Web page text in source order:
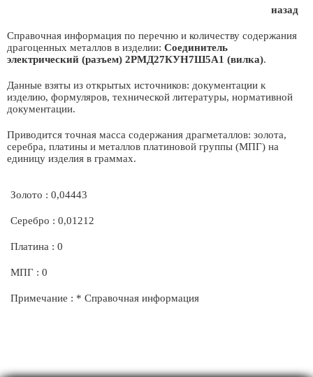
назад
Справочная информация по перечню и количеству содержания
драгоценных металлов в изделии: Соединитель
электрический (разъем) 2РМД27КУН7Ш5А1 (вилка).
Данные взяты из открытых источников: документации к
изделию, формуляров, технической литературы, нормативной
документации.
Приводится точная масса содержания драгметаллов: золота,
серебра, платины и металлов платиновой группы (МПГ) на
единицу изделия в граммах.
Золото : 0,04443
Серебро : 0,01212
Платина : 0
МПГ : 0
Примечание : * Справочная информация